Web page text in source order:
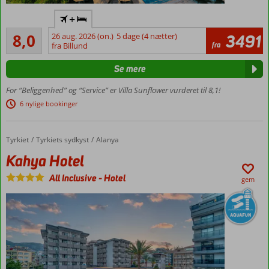
til
Gazipasa
Godt
Tæt på
centrum
til
Værelser
med
personer
8,0Meget godt
512
anmeldelser
+
26 aug. 2026 (on.) 5 dage (4 nætter)
fra Billund
fra 3491
For “Beliggenhed” og “Service” er Villa Sunflower vurderet til 8,1!
6 nylige bookinger
Se mere
Forside
Tyrkiet Tyrkiets sydkyst Alanya
Kahya Hotel
Kahya Hotel
All Inclusive-Hotel gem